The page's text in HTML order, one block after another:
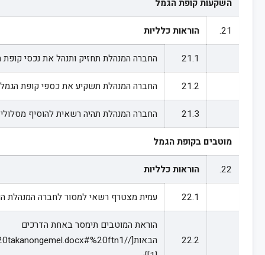
השקעות קופת הגמל
21. הוראות כלליות
21.1 החברה המנהלת תחזיק ותנהל את נכסי
21.2 החברה המנהלת תשקיע את כספי קופת
21.3 החברה המנהלת תהיה רשאית להוסיף
מוטבים בקופת הגמל
22. הוראות כלליות
22.1 עמית מצטרף רשאי למסור לחברה המנהלת
22.2
הוראת המוטבים תימסר באחת הדרכים
הבאות[//C%3A/Users/Shachar/Documents/5%20busi%20ideas/savey/savey%20onwork/%D7%AA%D7%9B%D7%A0%D7%99%D7%9D%20%D7%9C%D7%90%D7%AA%D7%A8/%D7%95%D7%99%D7%A7%D7%99/hm%20takanongemel.docx#%20ftn1